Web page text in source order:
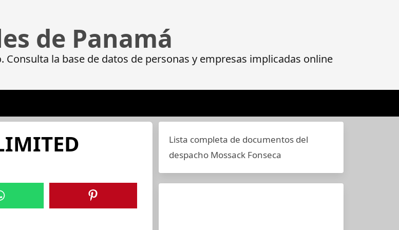
de Panamá
Consulta la base de datos de personas y empresas implicadas online
Lista completa de documentos del
despacho Mossack Fonseca